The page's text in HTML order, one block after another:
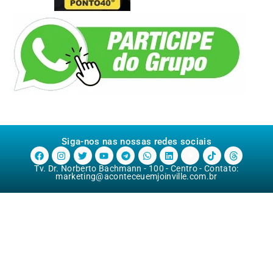
Siga-nos nas nossas redes sociais
Tv. Dr. Norberto Bachmann - 100 - Centro - Contato:
marketing@aconteceuemjoinville.com.br